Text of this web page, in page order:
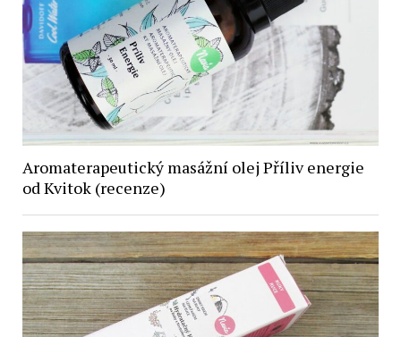
Aromaterapeutický masážní olej Příliv energie
od Kvitok (recenze)